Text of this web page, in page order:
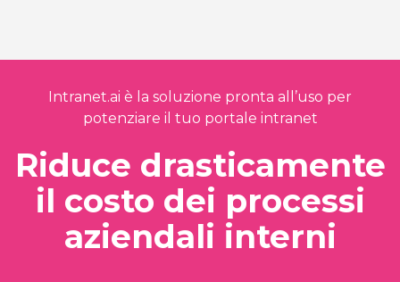
Intranet.ai è la soluzione pronta all’uso per
potenziare il tuo portale intranet
Riduce drasticamente
il costo dei processi
aziendali interni